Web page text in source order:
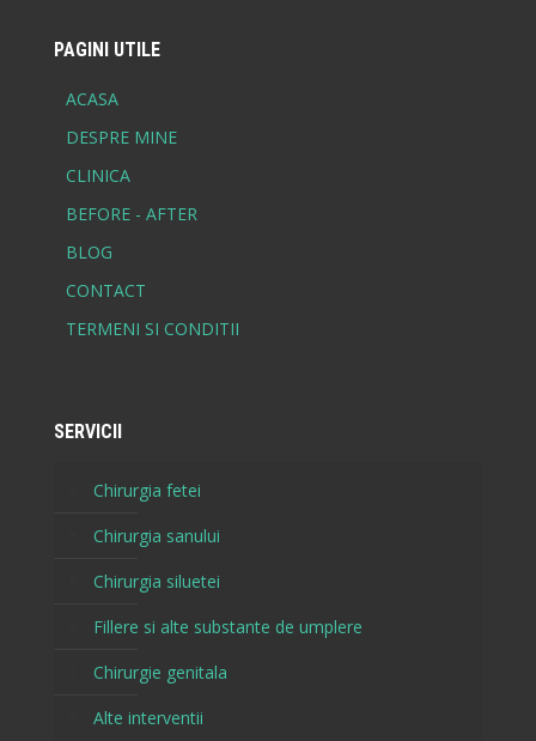
PAGINI UTILE
ACASA
DESPRE MINE
CLINICA
BEFORE - AFTER
BLOG
CONTACT
TERMENI SI CONDITII
SERVICII
Chirurgia fetei
Chirurgia sanului
Chirurgia siluetei
Fillere si alte substante de umplere
Chirurgie genitala
Alte interventii